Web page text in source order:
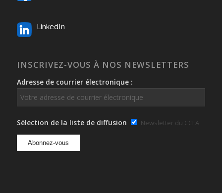
LinkedIn
INSCRIVEZ-VOUS À NOS NEWSLETTERS
Adresse de courrier électronique :
Sélection de la liste de diffusion Newsletter du CCFA